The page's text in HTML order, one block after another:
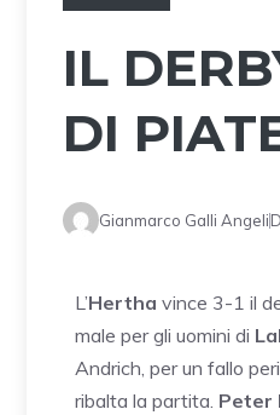
IL
DI
Gianmarco Galli Angeli
L’Hertha vince 3-1 il
male per gli uomini di
Andrich, per un fallo
ribalta la partita. Peter